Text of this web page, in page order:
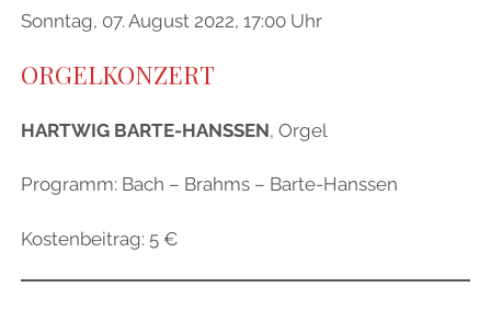
REVIEW | PRESSE
DATENSCHUTZERKLÄRUNG
Sonntag, 07. August 2022, 17:00 Uhr
ORGELKONZERT
HARTWIG BARTE-HANSSEN, Orgel
Programm: Bach – Brahms – Barte-Hanssen
Kostenbeitrag: 5 €